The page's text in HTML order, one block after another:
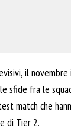
il
sfide fra le
match che
di Tier 2.